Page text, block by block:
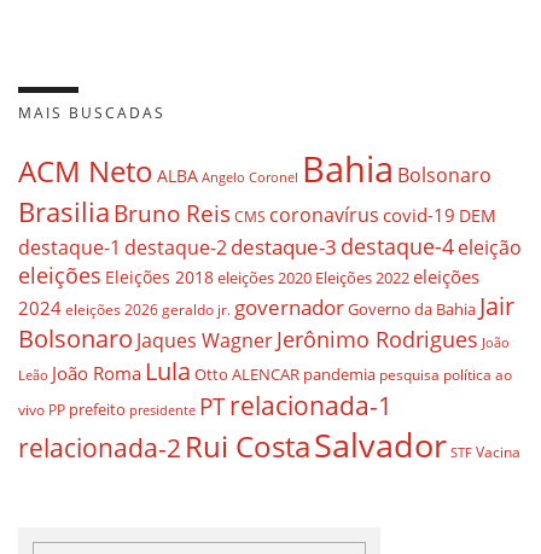
MAIS BUSCADAS
ACM Neto ALBA Angelo Coronel Bahia Bolsonaro
BrasiliaBruno ReisCMS coronavírus covid-19 DEM
destaque-1 destaque-2destaque-3 destaque-4eleição
eleições Eleições 2018eleições 2020 Eleições 2022eleições
2024 eleições 2026 geraldo jr. governadorGoverno da Bahia Jair
Bolsonaro Jaques WagnerJerônimo Rodrigues João
Leão João Roma Lula Otto ALENCAR pandemia pesquisa política ao
vivo PP prefeito presidente PTrelacionada-1
relacionada-2 Rui CostaSalvador STF Vacina